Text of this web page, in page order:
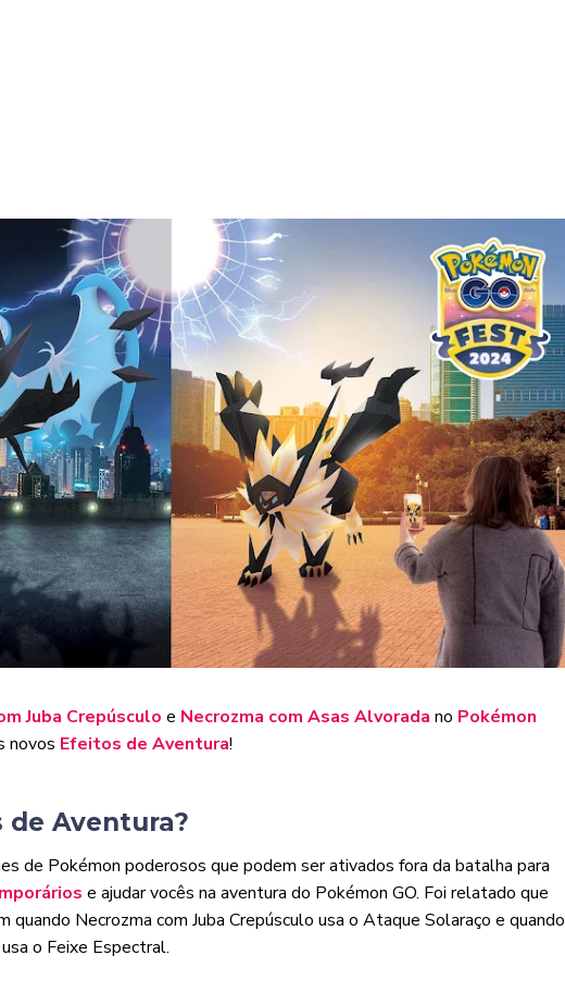
Juba Crepúsculo e Necrozma com Asas Alvorada no Pokémon
novos Efeitos de Aventura!
de Aventura?
de Pokémon poderosos que podem ser ativados fora da batalha para
e ajudar vocês na aventura do Pokémon GO. Foi relatado que
Necrozma com Juba Crepúsculo usa o Ataque Solaraço e quando
o Feixe Espectral.